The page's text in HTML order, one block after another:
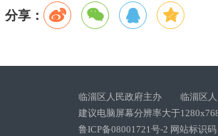
分享：
临淄区人民政府主办 临淄区人
建议电脑屏幕分辨率大于
鲁ICP备08001721号-2 网站标识